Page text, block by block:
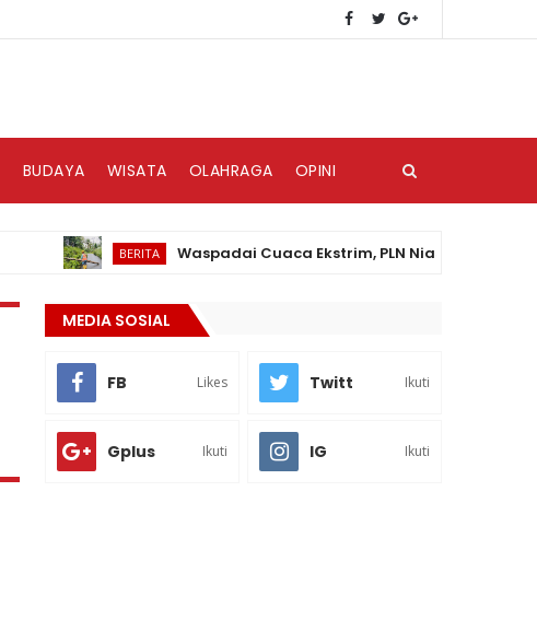
BUDAYA WISATA OLAHRAGA OPINI
BERITA Waspadai Cuaca Ekstrim, PLN Nias Himbau
MEDIA SOSIAL
FB Likes Twitt Ikuti
Gplus Ikuti IG Ikuti